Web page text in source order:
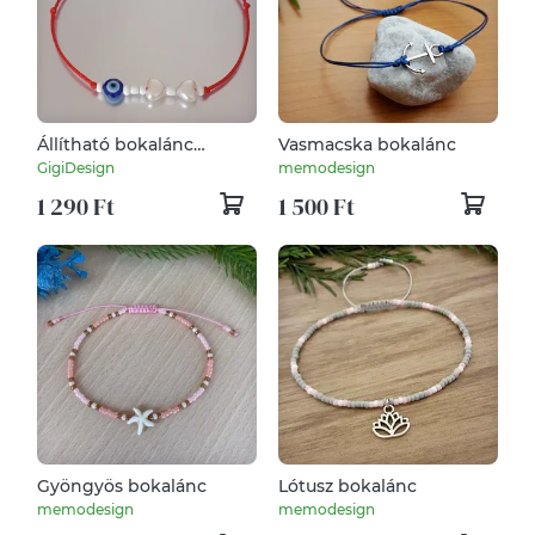
Állítható bokalánc
védelmező szemmel és
masni alakúra kialakított
gyöngyökkel
GigiDesign
1 290 Ft
Vasmacska bokalánc
memodesign
1 500 Ft
Gyöngyös bokalánc
memodesign
Lótusz bokalánc
memodesign